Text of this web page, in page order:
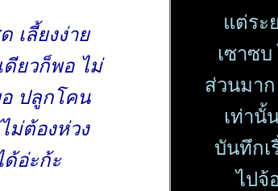
เลี้ยงง่า
ยวก็พอ ไม่
ปลูกโคน
ม่ต้องห่วง
อ่ะก้ะ
ต่ระย
เซาซบ
ส่วนมาก
เท่านั้
บันทึกเ
ไปจ้